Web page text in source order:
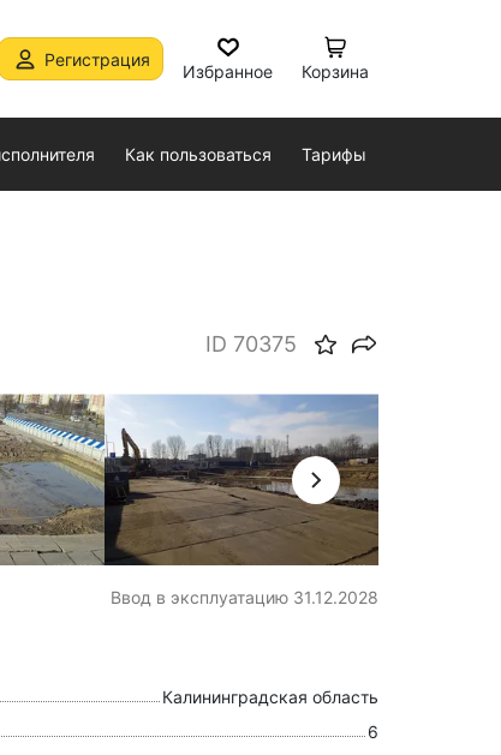
Регистрация
Избранное Корзина
Как пользоваться Тарифы
ID 70375
Дата съемки: Март 2026
Ввод в эксплуатацию 31.12.2028
Калининградская область
6